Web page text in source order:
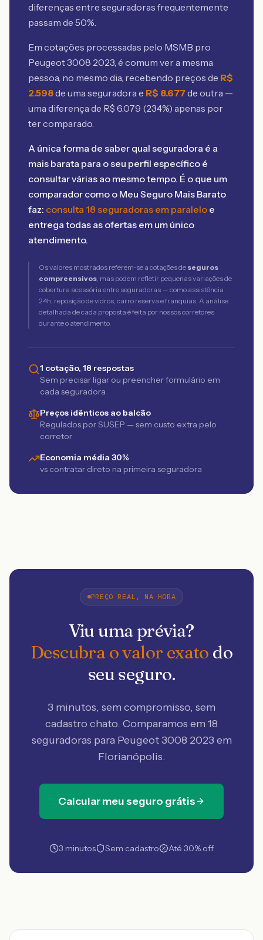
diferenças entre seguradoras frequentemente
passam de 50%.
Em cotações processadas pelo MSMB pro
Peugeot 3008 2023, é comum ver a mesma
pessoa, no mesmo dia, recebendo preços de R$
2.598de uma seguradora e R$ 8.677de outra —
uma diferença de R$ 6.079 (234%) apenas por
ter comparado.
A única forma de saber qual seguradora é a
mais barata para o seu perfil específico é
consultar várias ao mesmo tempo. É o que um
comparador como o Meu Seguro Mais Barato
faz: consulta 18 seguradoras em paralelo e
entrega todas as ofertas em um único
atendimento.
Os valores mostrados referem-se a cotações de seguros
compreensivos, mas podem refletir pequenas variações de
cobertura acessória entre seguradoras — como assistência
24h, reposição de vidros, carro reserva e franquias. A análise
detalhada de cada proposta é feita por nossos corretores
durante o atendimento.
1 cotação, 18 respostas
Sem precisar ligar ou preencher formulário em
cada seguradora
Preços idênticos ao balcão
Regulados por SUSEP — sem custo extra pelo
corretor
Economia média 30%
vs contratar direto na primeira seguradora
PREÇO REAL, NA HORA
Viu uma prévia?
Descubra o valor exato do
seu seguro.
3 minutos, sem compromisso, sem
cadastro chato. Comparamos em 18
seguradoras para Peugeot 3008 2023 em
Florianópolis.
Calcular meu seguro grátis
3 minutos Sem cadastro Até 30% off